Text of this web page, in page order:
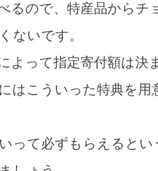
るので、特産品からチ
ないです。
よって指定寄付額は決
はこういった特典を用
って必ずもらえるとい